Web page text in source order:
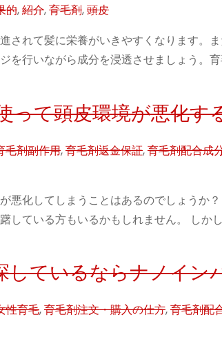
的,紹介,育毛剤,頭皮
されて髪に栄養がいきやすくなります。
を行いながら成分を浸透させましょう。育
って頭皮環境が悪化す
毛剤副作用,育毛剤返金保証,育毛剤配合成
悪化してしまうことはあるのでしょうか
している方もいるかもしれません。 しか
しているならナノイン
性育毛,育毛剤注文・購入の仕方,育毛剤配